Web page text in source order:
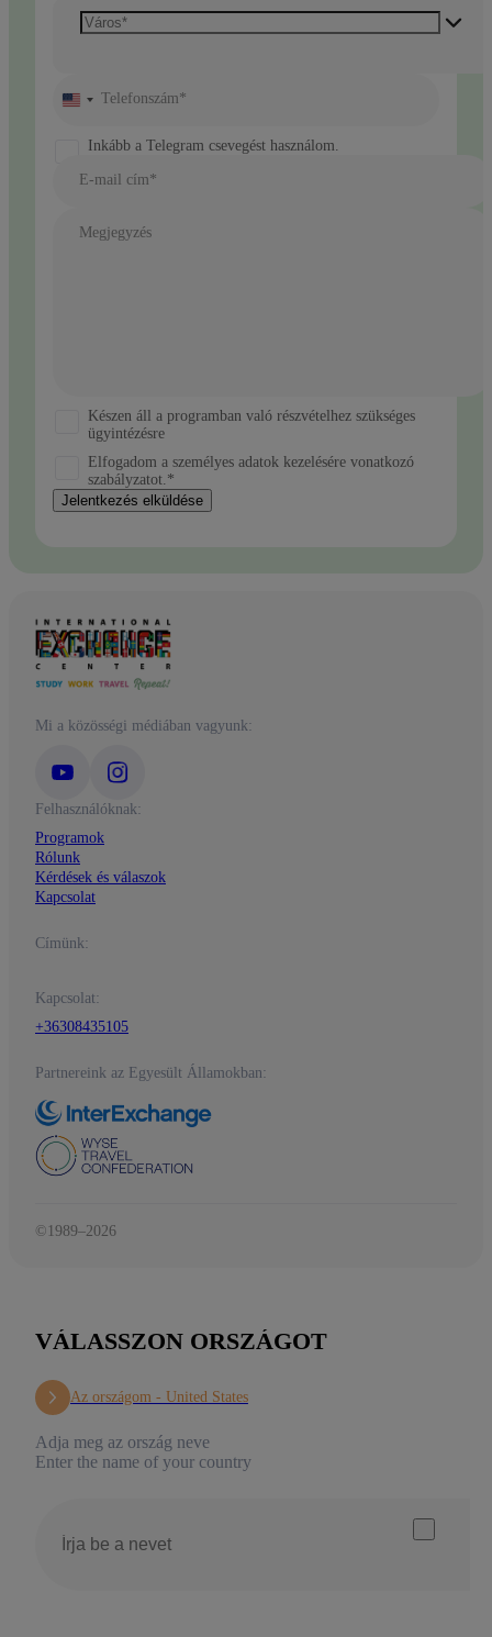
United
+1
Telefonszám*
Inkább a Telegram csevegést használom.
E-mail cím*
Megjegyzés
Készen áll a programban való részvételhez szükséges
ügyintézésre
Elfogadom a személyes adatok kezelésére vonatkozó
szabályzatot.*
Jelentkezés elküldése
Mi a közösségi médiában vagyunk:
Felhasználóknak:
Programok
Rólunk
Kérdések és válaszok
Kapcsolat
Címünk:
Kapcsolat:
+36308435105
Partnereink az Egyesült Államokban:
©1989–2026
VÁLASSZON ORSZÁGOT
Az országom - United States
Adja meg az ország neve
Enter the name of your country